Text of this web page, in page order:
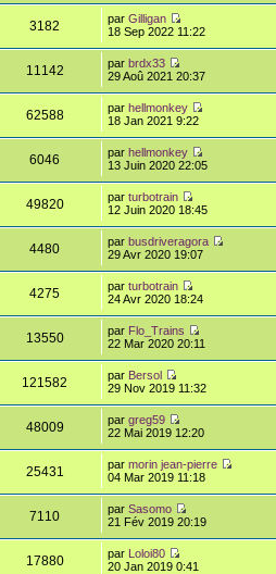
3182 parGilligan
18 Sep 2022 11:22
11142 parbrdx33
29 Aoû 2021 20:37
62588 parhellmonkey
18 Jan 2021 9:22
6046 parhellmonkey
13 Juin 2020 22:05
49820 parturbotrain
12 Juin 2020 18:45
4480 parbusdriveragora
29 Avr 2020 19:07
4275 parturbotrain
24 Avr 2020 18:24
13550 par Flo_Trains
22 Mar 2020 20:11
121582 par Bersol
29 Nov 2019 11:32
48009 pargreg59
22 Mai 2019 12:20
25431 parmorin jean-pierre
04 Mar 2019 11:18
7110 parSasomo
21 Fév 2019 20:19
17880 par Loloi80
20 Jan 2019 0:41